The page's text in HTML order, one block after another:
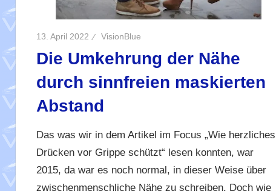
13. April 2022 VisionBlue
Die Umkehrung der Nähe
durch sinnfreien maskierten
Abstand
Das was wir in dem Artikel im Focus „Wie herzliches
Drücken vor Grippe schützt“ lesen konnten, war
2015, da war es noch normal, in dieser Weise über
zwischenmenschliche Nähe zu schreiben. Doch wie